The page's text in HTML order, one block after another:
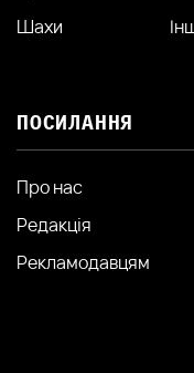
Шахи
ПОСИЛАННЯ
Про нас
Редакція
Рекламодавцям